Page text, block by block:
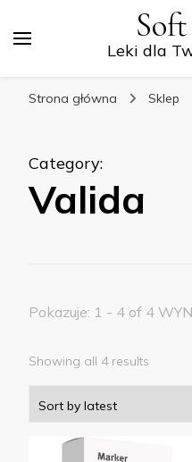
Leki dla
Strona główna Sklep
Category:
Valida
Pokazuje: 1 - 4 of 4
Showing all 4 results